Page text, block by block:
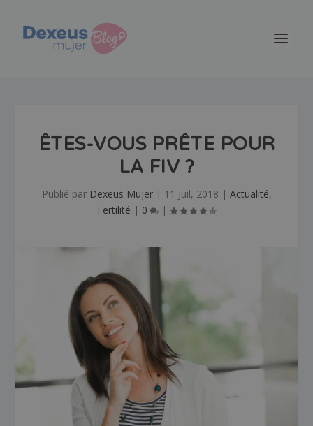
ÊTES-VOUS PRÊTE POUR
LA FIV ?
Publié par Dexeus Mujer| 11 Juil, 2018 | Actualité,
Fertilité | 0 |